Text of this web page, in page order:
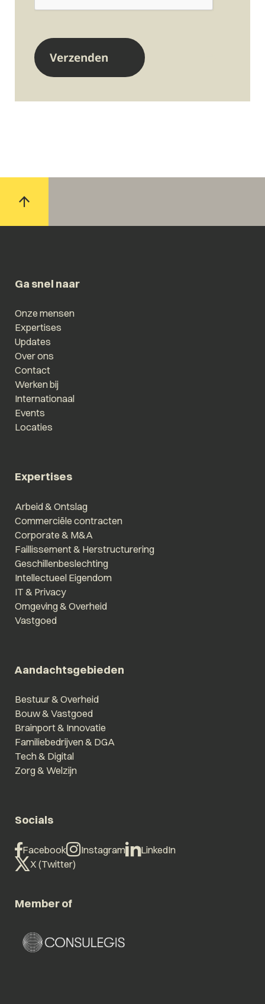
Ga snel naar
Onze mensen
Expertises
Updates
Over ons
Contact
Werken bij
Internationaal
Events
Locaties
Expertises
Arbeid & Ontslag
Commerciële contracten
Corporate & M&A
Faillissement & Herstructurering
Geschillenbeslechting
Intellectueel Eigendom
IT & Privacy
Omgeving & Overheid
Vastgoed
Aandachtsgebieden
Bestuur & Overheid
Bouw & Vastgoed
Brainport & Innovatie
Familiebedrijven & DGA
Tech & Digital
Zorg & Welzijn
Socials
Facebook Instagram
LinkedIn
X (Twitter)
Member of